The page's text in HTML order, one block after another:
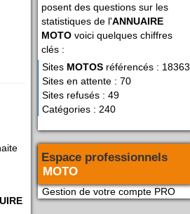
posent des questions sur les
statistiques de l'ANNUAIRE
MOTO voici quelques chiffres
clés :
Sites MOTOS référencés : 18363
Sites en attente : 70
Sites refusés : 49
Catégories : 240
Espace professionnels
MOTO
Gestion de votre compte PRO